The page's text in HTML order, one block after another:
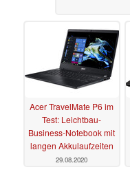
Acer TravelMate P6 im
Test: Leichtbau-
Business-Notebook mit
langen Akkulaufzeiten
29.08.2020